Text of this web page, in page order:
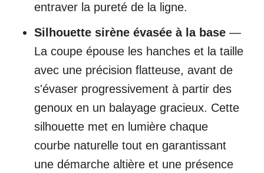
entraver la pureté de la ligne.
Silhouette sirène évasée à la base —
La coupe épouse les hanches et la taille
avec une précision flatteuse, avant de
s'évaser progressivement à partir des
genoux en un balayage gracieux. Cette
silhouette met en lumière chaque
courbe naturelle tout en garantissant
une démarche altière et une présence